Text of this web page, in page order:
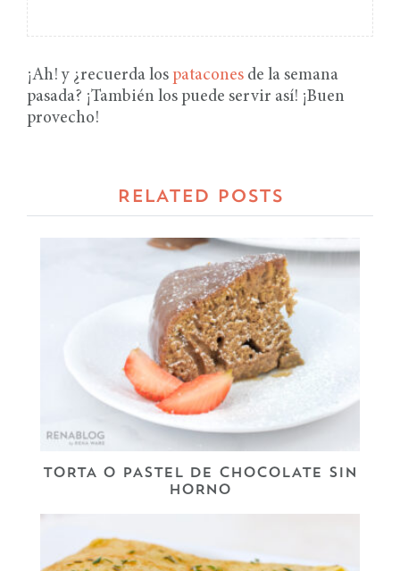
¡Ah! y ¿recuerda los patacones de la semana
pasada? ¡También los puede servir así! ¡Buen
provecho!
RELATED POSTS
TORTA O PASTEL DE CHOCOLATE SIN
HORNO